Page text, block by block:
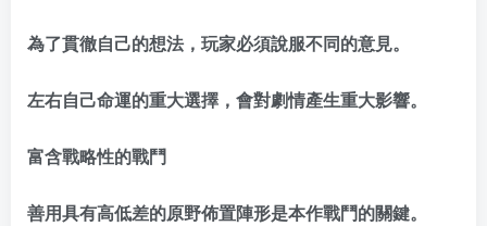
為了貫徹自己的想法，玩家必須說服不同的意見。
左右自己命運的重大選擇，會對劇情產生重大影響。
富含戰略性的戰鬥
善用具有高低差的原野佈置陣形是本作戰鬥的關鍵。